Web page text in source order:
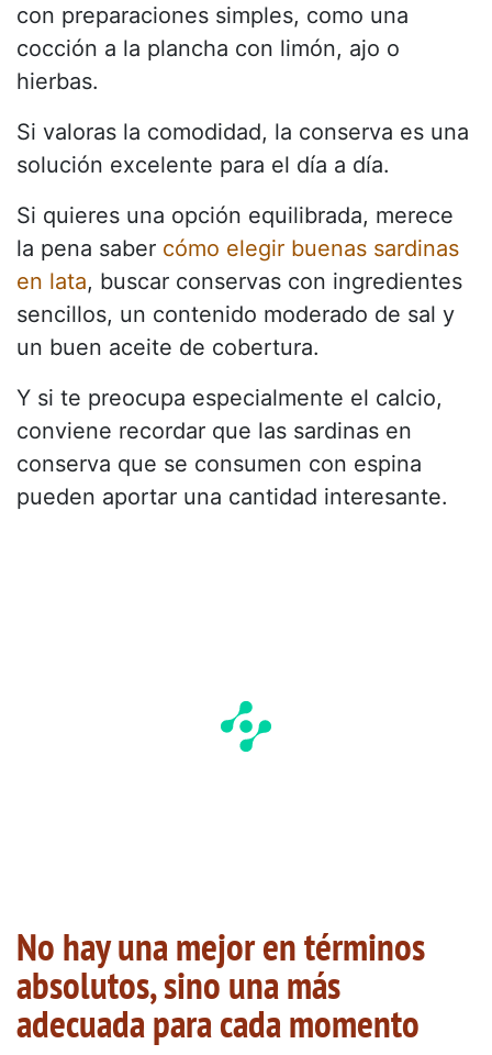
con preparaciones simples, como una
cocción a la plancha con limón, ajo o
hierbas.
Si valoras la comodidad, la conserva es una
solución excelente para el día a día.
Si quieres una opción equilibrada, merece
la pena saber cómo elegir buenas sardinas
en lata, buscar conservas con ingredientes
sencillos, un contenido moderado de sal y
un buen aceite de cobertura.
Y si te preocupa especialmente el calcio,
conviene recordar que las sardinas en
conserva que se consumen con espina
pueden aportar una cantidad interesante.
No hay una mejor en términos
absolutos, sino una más
adecuada para cada momento